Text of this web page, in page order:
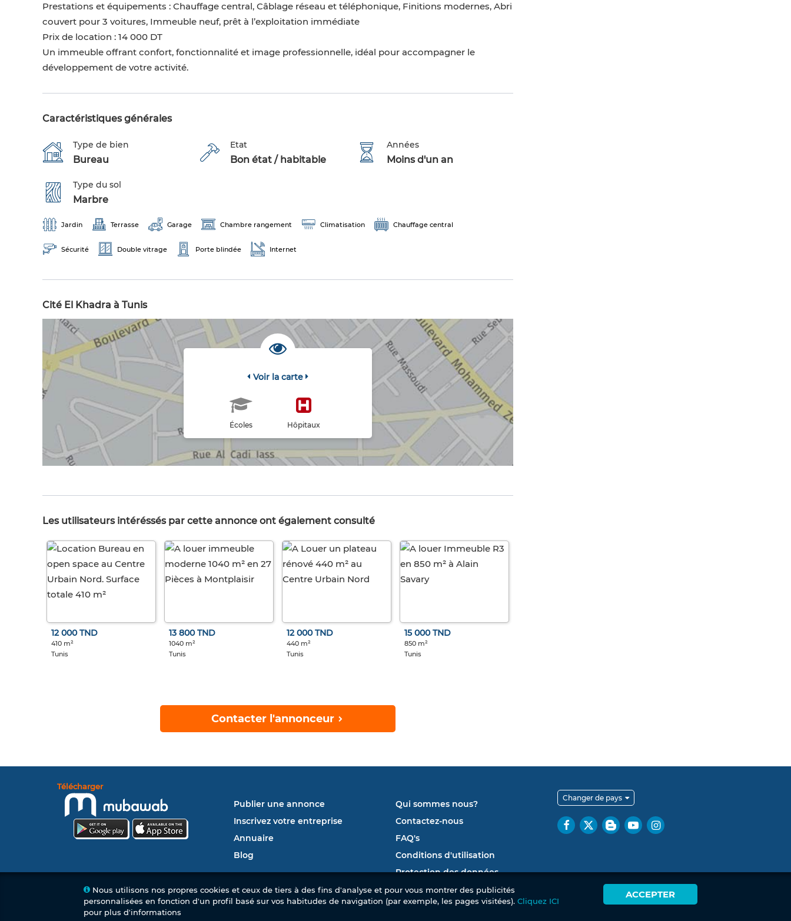
Prestations et équipements : Chauffage central, Câblage réseau et téléphonique, Finitions modernes, Abri
couvert pour 3 voitures, Immeuble neuf, prêt à l’exploitation immédiate
Prix de location : 14 000 DT
Un immeuble offrant confort, fonctionnalité et image professionnelle, idéal pour accompagner le
développement de votre activité.
Caractéristiques générales
Type de bien
Bureau
Etat
Bon état / habitable
Années
Moins d'un an
Type du sol
Marbre
Jardin Terrasse Garage Chambre rangement Climatisation Chauffage central
Sécurité Double vitrage Porte blindée Internet
Cité El Khadra à Tunis
Voir la carte
Écoles Hôpitaux
Les utilisateurs intéréssés par cette annonce ont également consulté
12 000 TND
410 m²
Tunis
13 800 TND
1040 m²
Tunis
12 000 TND
440 m²
Tunis
15 000 TND
850 m²
Tunis
Contacter l'annonceur
Télécharger
Publier une annonce
Inscrivez votre entreprise
Annuaire
Blog
Qui sommes nous?
Contactez-nous
FAQ's
Conditions d'utilisation
Protection des données
Changer de pays
Nous utilisons nos propres cookies et ceux de tiers à des fins d'analyse et pour vous montrer des publicités
personnalisées en fonction d'un profil basé sur vos habitudes de navigation (par exemple, les pages visitées). Cliquez ICI
pour plus d'informations
ACCEPTER